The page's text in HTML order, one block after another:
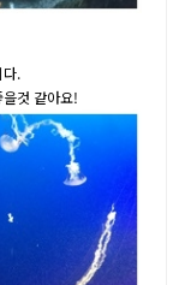
다.
것 같아요!